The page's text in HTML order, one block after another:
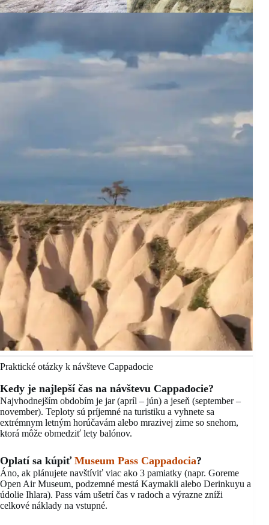
Praktické otázky k návšteve Cappadocie
Kedy je najlepší čas na návštevu Cappadocie?
Najvhodnejším obdobím je jar (apríl – jún) a jeseň (september –
november). Teploty sú príjemné na turistiku a vyhnete sa
extrémnym letným horúčavám alebo mrazivej zime so snehom,
ktorá môže obmedziť lety balónov.
Oplatí sa kúpiť Museum Pass Cappadocia?
Áno, ak plánujete navštíviť viac ako 3 pamiatky (napr. Goreme
Open Air Museum, podzemné mestá Kaymakli alebo Derinkuyu a
údolie Ihlara). Pass vám ušetrí čas v radoch a výrazne zníži
celkové náklady na vstupné.